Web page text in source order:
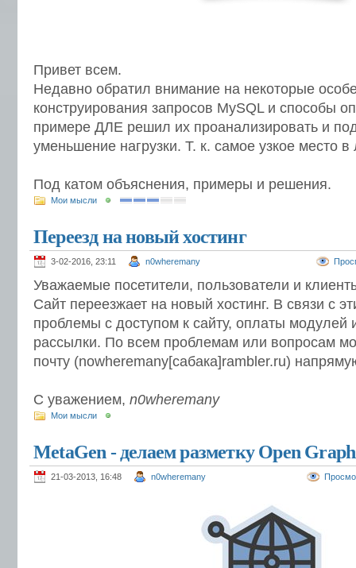
Привет всем.
Недавно обратил внимание на некоторые
конструирования запросов MySQL и способы
примере ДЛЕ решил их проанализировать и
уменьшение нагрузки. Т. к. самое узкое место
Под катом объяснения, примеры и решения.
Мои мысли
Переезд на новый хостинг
3-02-2016, 23:11 n0wheremany
Уважаемые посетители, пользователи и
Сайт переезжает на новый хостинг. В связи с
проблемы с доступом к сайту, оплаты модулей
рассылки. По всем проблемам или вопросам
почту (nowheremany[сабака]rambler.ru)
С уважением, n0wheremany
Мои мысли
MetaGen - делаем разметку Open
21-03-2013, 16:48 n0wheremany